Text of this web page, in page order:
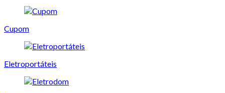
Cupom
Eletroportáteis